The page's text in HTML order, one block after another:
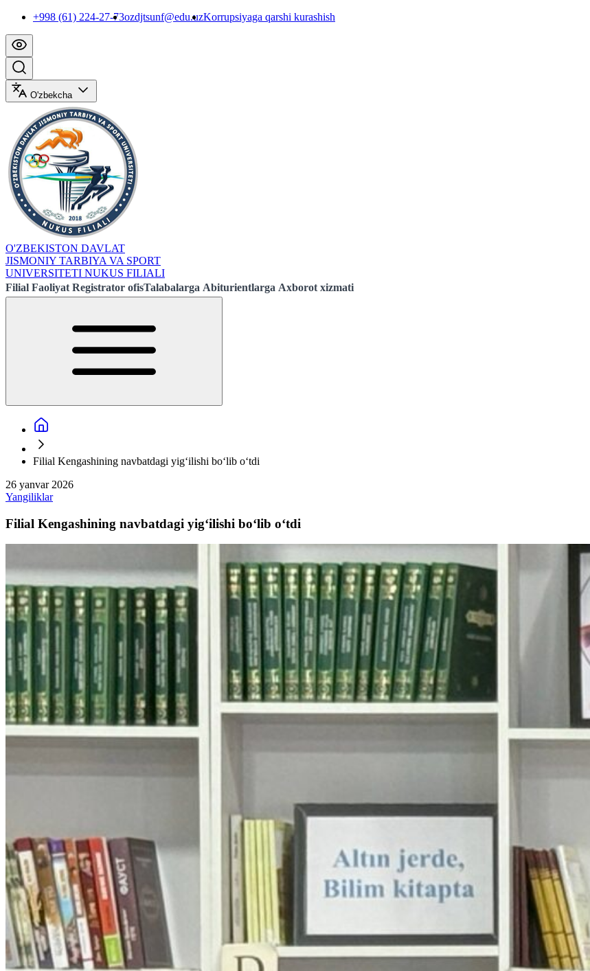
+998 (61) 224-27-73ozdjtsunf@edu.uzKorrupsiyaga qarshi kurashish
O'zbekcha
O'ZBEKISTON DAVLAT
JISMONIY TARBIYA VA SPORT
UNIVERSITETI NUKUS FILIALI
Filial Faoliyat Registrator ofisTalabalarga Abiturientlarga Axborot xizmati
Filial Kengashining navbatdagi yig‘ilishi bo‘lib o‘tdi
26 yanvar 2026
Yangiliklar
Filial Kengashining navbatdagi yig‘ilishi bo‘lib o‘tdi